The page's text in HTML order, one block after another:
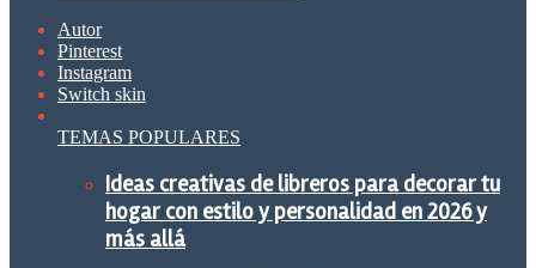
Autor
Pinterest
Instagram
Switch skin
TEMAS POPULARES
Ideas creativas de libreros para decorar tu
hogar con estilo y personalidad en 2026 y
más allá